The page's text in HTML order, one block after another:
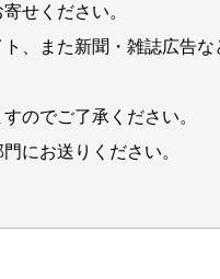
せください。
、また新聞・雑誌広告な
のでご了承ください。
にお送りください。